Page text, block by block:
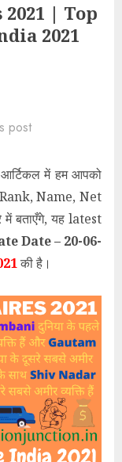
| Top
2021
post
में हम आपको
Rank, Name, Net
बताएँगे, यह latest
Date – 20-06-
की है।